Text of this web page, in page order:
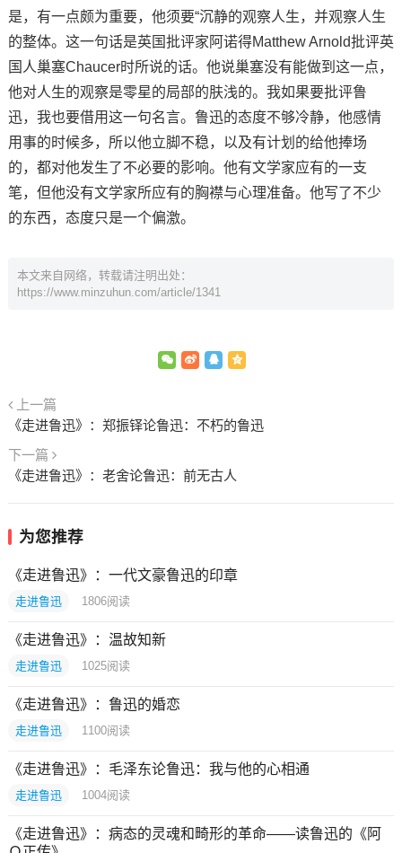
是，有一点颇为重要，他须要“沉静的观察人生，并观察人生
的整体。这一句话是英国批评家阿诺得Matthew Arnold批评英
国人巢塞Chaucer时所说的话。他说巢塞没有能做到这一点，
他对人生的观察是零星的局部的肤浅的。我如果要批评鲁
迅，我也要借用这一句名言。鲁迅的态度不够冷静，他感情
用事的时候多，所以他立脚不稳，以及有计划的给他捧场
的，都对他发生了不必要的影响。他有文学家应有的一支
笔，但他没有文学家所应有的胸襟与心理准备。他写了不少
的东西，态度只是一个偏激。
本文来自网络，转载请注明出处：
https://www.minzuhun.com/article/1341
上一篇
《走进鲁迅》：郑振铎论鲁迅：不朽的鲁迅
下一篇
《走进鲁迅》：老舍论鲁迅：前无古人
为您推荐
《走进鲁迅》：一代文豪鲁迅的印章
走进鲁迅 1806阅读
《走进鲁迅》：温故知新
走进鲁迅 1025阅读
《走进鲁迅》：鲁迅的婚恋
走进鲁迅 1100阅读
《走进鲁迅》：毛泽东论鲁迅：我与他的心相通
走进鲁迅 1004阅读
《走进鲁迅》：病态的灵魂和畸形的革命——读鲁迅的《阿